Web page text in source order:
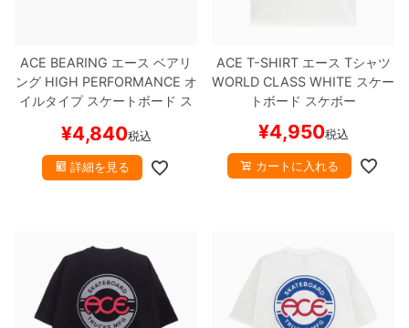
ACE BEARING エース ベアリ
ングHIGH PERFORMANCE オ
イルタイプスケートボード ス
¥4,840税込
詳細を見る
ACE T-SHIRTエース Tシャツ
WORLD CLASS WHITE スケー
トボード スケボー
¥4,950税込
カートに入れる